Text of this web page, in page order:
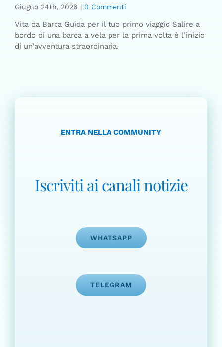
Giugno 24th, 2026 | 0 Commenti
Vita da Barca Guida per il tuo primo viaggio Salire a
bordo di una barca a vela per la prima volta è l’inizio
di un’avventura straordinaria.
ENTRA NELLA COMMUNITY
Iscriviti ai canali notizie
WHATSAPP
TELEGRAM